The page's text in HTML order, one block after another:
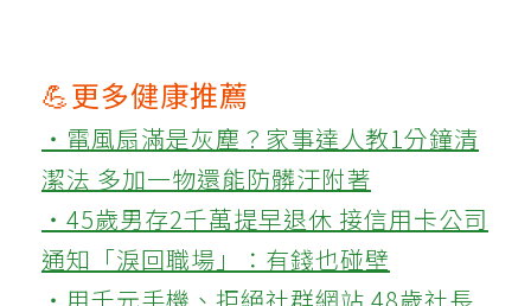
💪更多健康推薦
‧電風扇滿是灰塵？家事達人教1分鐘清
潔法 多加一物還能防髒汙附著
‧45歲男存2千萬提早退休 接信用卡公司
通知「淚回職場」：有錢也碰壁